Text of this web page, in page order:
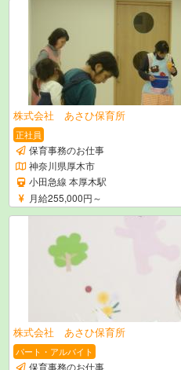
株式会社 あさひ保育所
正社員
保育事務のお仕事
神奈川県厚木市
小田急線 本厚木駅
月給255,000円～
株式会社 あさひ保育所
パート・アルバイト
保育事務のお仕事